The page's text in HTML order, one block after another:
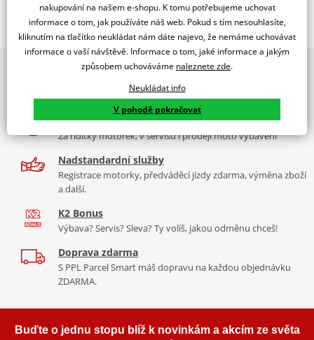
Popis a parametry
Jsme autorizovaný
dealer značky EK + SUPERSPROX
Řetězová sada - Řetěz EK, řada SRX2, těsněný QX-kroužkem.
Ocelové kolečko a rozeta SUPERSPROX.
Řetěz 520 SRX2
tím, že má jako jediný na trhu ZST (samozřejmě kromě typu MVXZ).
Typické motorky: Honda NC 750S, Kawasaki KLR 650, KTM 690
Enduro/Duke, zároveň se šikne pro sportovní endura a závody
Řada SRX
střední třída, ze které si vybere prakticky každý, prakticky pro
každou motorku, včetně závodních mašin, čtyřkolek. Má QX
2x multibrand showroom
9 značek motocyklů, servis, oblečení, doplňky i náhradní
díly, to vše v Praze a Liberci
Více než 30 let zkušeností
Za řídítky motorek, v servisu i prodeji moto vybavení
Nadstandardní služby
Registrace motorky, předváděcí jízdy zdarma, výměna zboží
a další.
K2 Bonus
Výbava? Servis? Sleva? Ty volíš, jakou odměnu chceš!
Doprava zdarma
S PPL Parcel Smart máš dopravu na každou objednávku
ZDARMA.
Buďte o jednu stopu blíž k novinkám a akcím ze světa
nakupování na našem e-shopu. K tomu potřebujeme uchovat
informace o tom, jak používáte náš web. Pokud s tím nesouhlasíte,
kliknutím na tlačítko neukládat nám dáte najevo, že nemáme uchovávat
informace o vaší návštěvě. Informace o tom, jaké informace a jakým
způsobem uchováváme naleznete zde.
Neukládat info
V pohodě pokračovat